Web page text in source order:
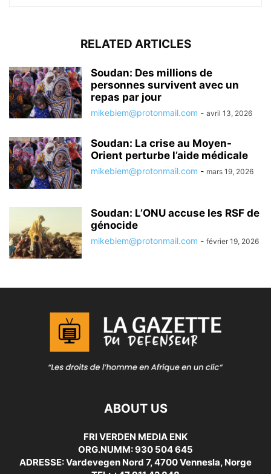
RELATED ARTICLES
Soudan: Des millions de
personnes survivent avec un
repas par jour
mikebiem@protonmail.com - avril 13, 2026
Soudan: La crise au Moyen-
Orient perturbe l’aide médicale
mikebiem@protonmail.com - mars 19, 2026
Soudan: L’ONU accuse les RSF de
génocide
mikebiem@protonmail.com - février 19, 2026
ABOUT US
FRI VERDEN MEDIA ENK
ORG.NUMM: 930 504 645
ADRESSE: Vardevegen Nord 7, 4700 Vennesla, Norge